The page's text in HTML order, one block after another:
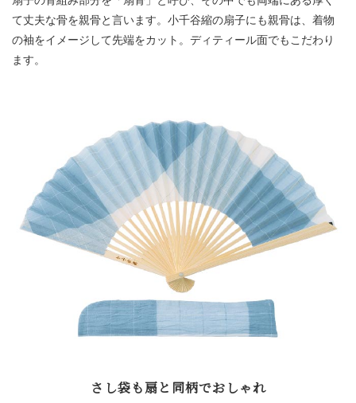
て丈夫な骨を親骨と言います。小千谷縮の扇子にも親骨は、着物
の袖をイメージして先端をカット。ディティール面でもこだわり
ます。
さし袋も扇と同柄でおしゃれ